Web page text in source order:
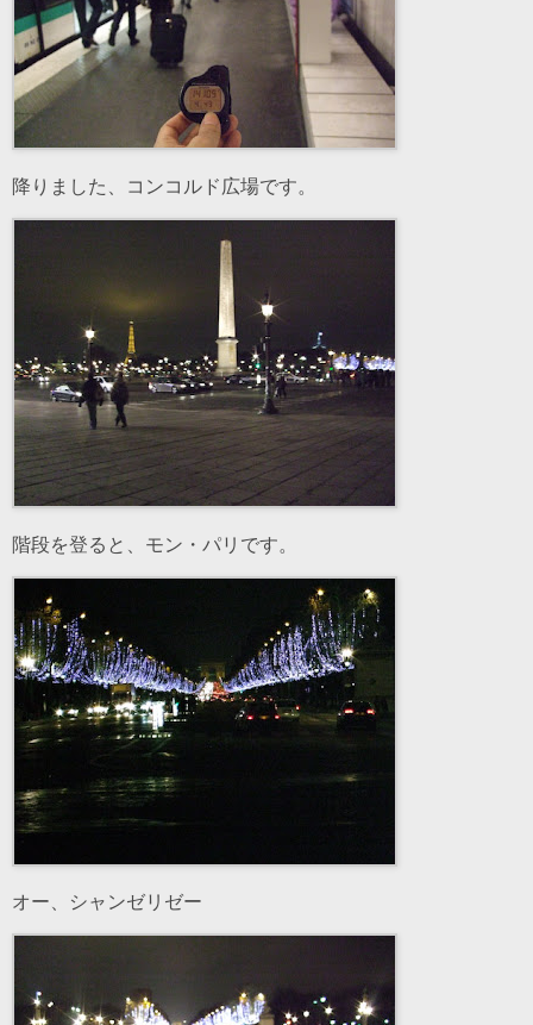
降りました、コンコルド広場です。
階段を登ると、モン・パリです。
オー、シャンゼリゼー